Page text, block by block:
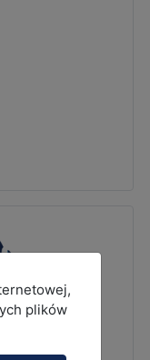
plików